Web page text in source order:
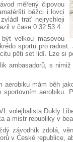
měřený čipovou
běžci i lovci
trať nejrychleji
v čase 0:32:53.4.
velkou masovou
sportu pro
pěti set lidí. Lze si
ambasadorů, s
aerobiku mám běh
aerobiku.
volejbalista Dukly
a mistr republiky v
závodník zdolá,
v České republice,